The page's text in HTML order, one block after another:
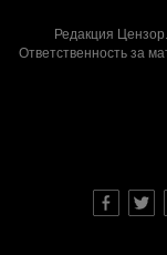
Редакция
Ответственность за